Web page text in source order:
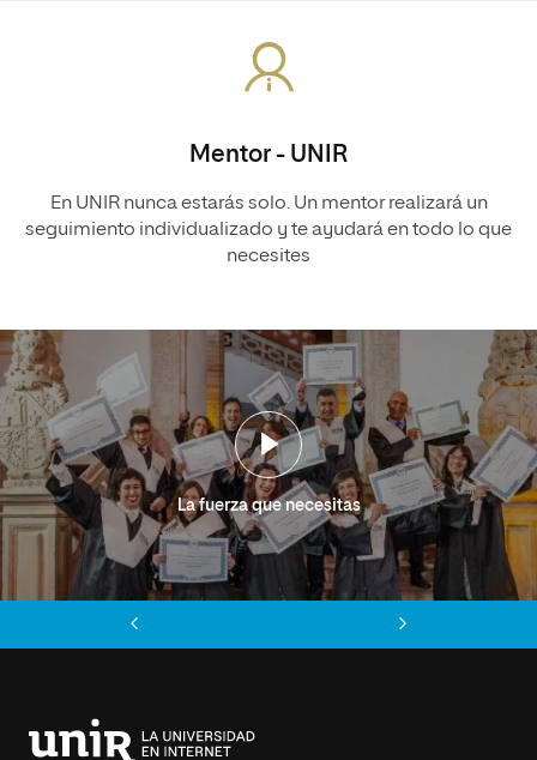
Mentor - UNIR
En UNIR nunca estarás solo. Un mentor realizará un
seguimiento individualizado y te ayudará en todo lo que
necesites
La fuerza que necesitas